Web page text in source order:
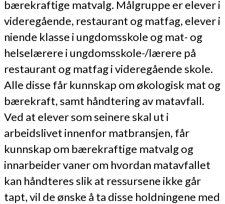
bærekraftige matvalg. Målgruppe er elever i
videregående, restaurant og matfag, elever i
niende klasse i ungdomsskole og mat- og
helselærere i ungdomsskole-/lærere på
restaurant og matfag i videregående skole.
Alle disse får kunnskap om økologisk mat og
bærekraft, samt håndtering av matavfall.
Ved at elever som seinere skal ut i
arbeidslivet innenfor matbransjen, får
kunnskap om bærekraftige matvalg og
innarbeider vaner om hvordan matavfallet
kan håndteres slik at ressursene ikke går
tapt, vil de ønske å ta disse holdningene med